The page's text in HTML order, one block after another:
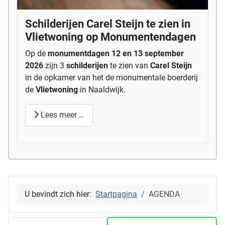
Schilderijen Carel Steijn te zien in
Vlietwoning op Monumentendagen
Op de monumentdagen 12 en 13 september
2026 zijn 3 schilderijen te zien van Carel Steijn
in de opkamer van het de monumentale boerderij
de Vlietwoning in Naaldwijk.
Lees meer …
U bevindt zich hier: Startpagina AGENDA